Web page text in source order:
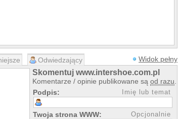
Odwiedzający Widok pełny
Skomentuj www.intershoe.com.pl
Komentarze / opinie publikowane są od razu
Podpis:
Imię lub temat
Twoja strona WWW: Opcjonalnie